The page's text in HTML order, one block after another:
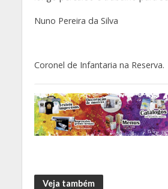
Nuno Pereira da Silva
Coronel de Infantaria na Reserva.
Veja também